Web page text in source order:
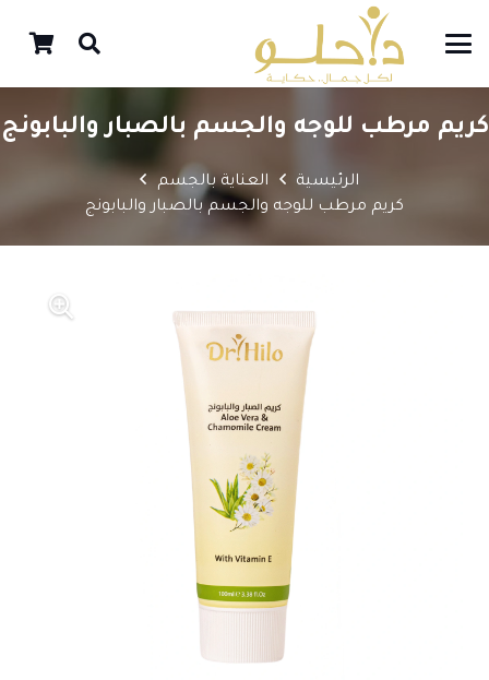
كريم مرطب للوجه والجسم بالصبار والبابونج
الرئيسية
العناية بالجسم
كريم مرطب للوجه والجسم بالصبار والبابونج